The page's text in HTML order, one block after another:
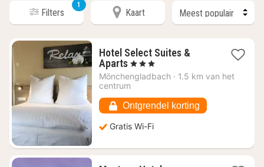
Filters
1
Kaart
Hotel Select Suites &
Aparts1
nacht
vanaf
63,04
, 3 Sterren
Mönchengladbach · 1.5 km van het
centrum
Ontgrendel korting
Gratis Wi-Fi